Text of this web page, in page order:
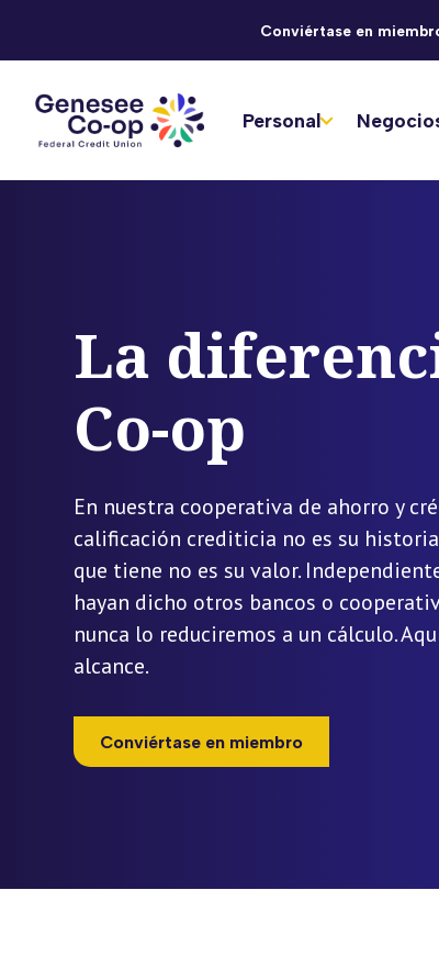
Conviértase en
Personal
La
Co-op
En nuestra cooperativa de ahorro y
calificación crediticia no es su
que tiene no es su valor.
hayan dicho otros bancos o
nunca lo reduciremos a un cálculo.
alcance.
Conviértase en miembro